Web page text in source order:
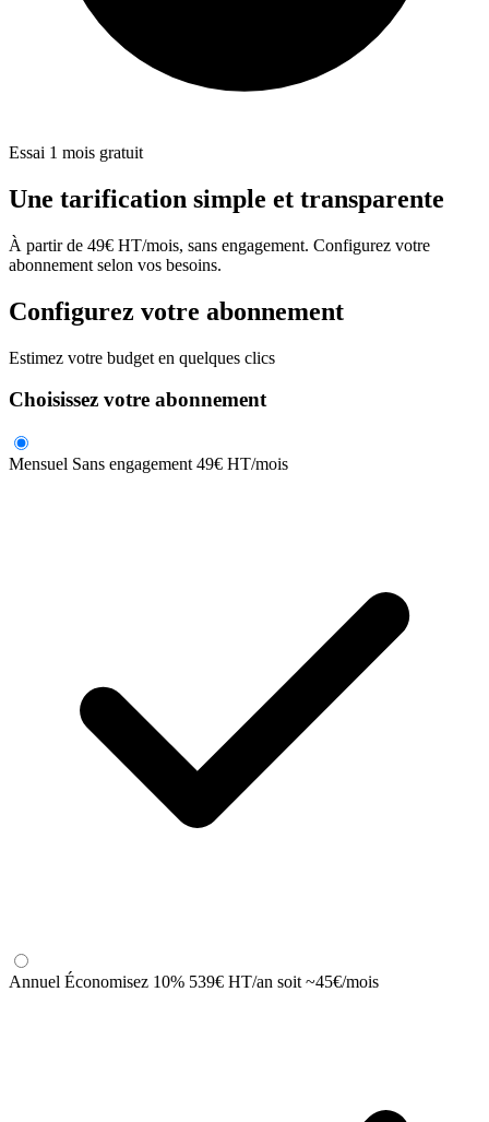
Essai 1 mois gratuit
Une tarification simple et transparente
À partir de 49€ HT/mois, sans engagement. Configurez votre
abonnement selon vos besoins.
Configurez votre abonnement
Estimez votre budget en quelques clics
Choisissez votre abonnement
Mensuel Sans engagement 49€ HT/mois
Annuel Économisez 10% 539€ HT/an soit ~45€/mois